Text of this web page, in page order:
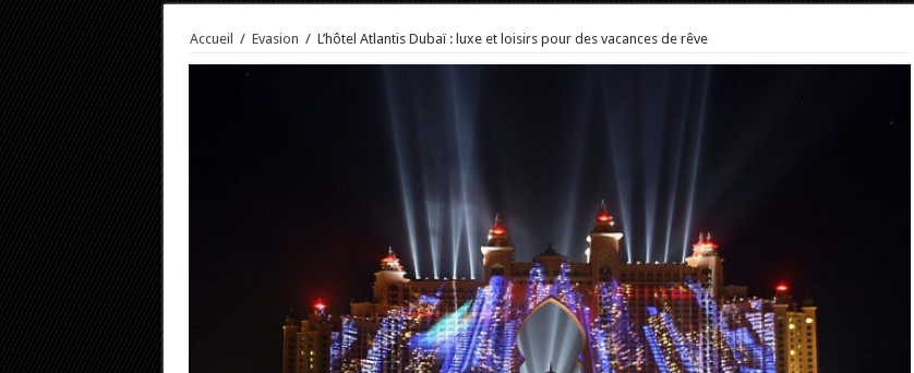
Accueil / Evasion / L’hôtel Atlantis Dubaï : luxe et loisirs pour des vacances de rêve